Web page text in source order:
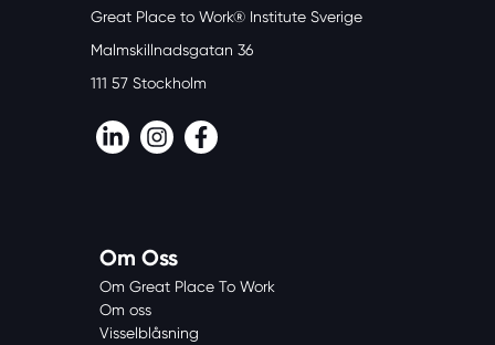
Great Place to Work® Institute Sverige
Malmskillnadsgatan 36
111 57 Stockholm
LinkedInInstagramFacebook
Om Oss
Om Great Place To Work
Om oss
Visselblåsning